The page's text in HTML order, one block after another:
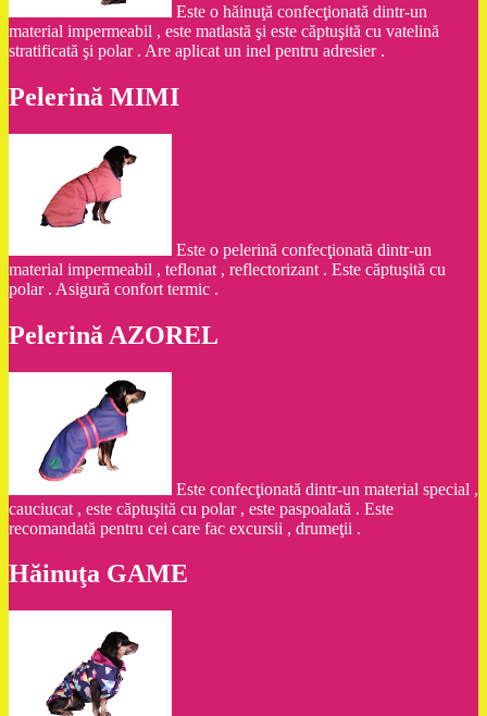
Este o hăinuţă confecţionată dintr-un
material impermeabil , este matlastă şi este căptuşită cu vatelină
stratificată şi polar . Are aplicat un inel pentru adresier .
Pelerină MIMI
Este o pelerină confecţionată dintr-un
material impermeabil , teflonat , reflectorizant . Este căptuşită cu
polar . Asigură confort termic .
Pelerină AZOREL
Este confecţionată dintr-un material special ,
cauciucat , este căptuşită cu polar , este paspoalată . Este
recomandată pentru cei care fac excursii , drumeţii .
Hăinuţa GAME